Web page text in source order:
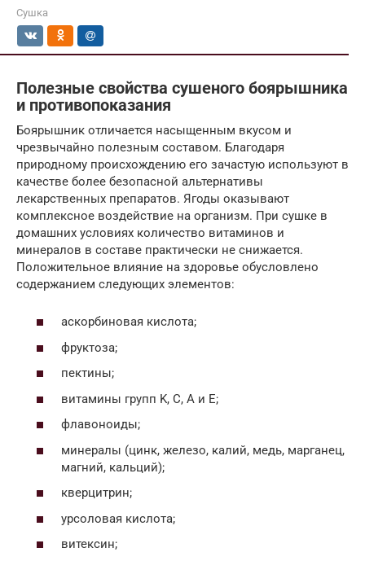
Сушка
Полезные свойства сушеного боярышника
и противопоказания
Боярышник отличается насыщенным вкусом и
чрезвычайно полезным составом. Благодаря
природному происхождению его зачастую используют в
качестве более безопасной альтернативы
лекарственных препаратов. Ягоды оказывают
комплексное воздействие на организм. При сушке в
домашних условиях количество витаминов и
минералов в составе практически не снижается.
Положительное влияние на здоровье обусловлено
содержанием следующих элементов:
аскорбиновая кислота;
фруктоза;
пектины;
витамины групп K, C, A и E;
флавоноиды;
минералы (цинк, железо, калий, медь, марганец,
магний, кальций);
кверцитрин;
урсоловая кислота;
витексин;